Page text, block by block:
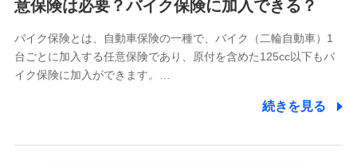
送信履歴などの情報）が含まれます。
当社又は株式会社NTTドコモが取得し、又は保有する保険契
約に関する情報。例として、保険契約者及び被保険者の氏
名、住所、生年月日、性別、保険契約者と被保険者の関係、
方法、車のメーカーや走行距離などの情報、建物の構造や築
意保険は必要？バイク保険に加入できる？
バイク保険とは、自動車保険の一種で、バイク（二輪自動車）1
台ごとに加入する任意保険であり、原付を含めた125cc以下もバ
イク保険に加入ができます。…
続きを見る